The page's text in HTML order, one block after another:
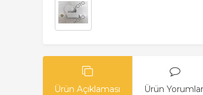
Ürün Açıklaması Ürün